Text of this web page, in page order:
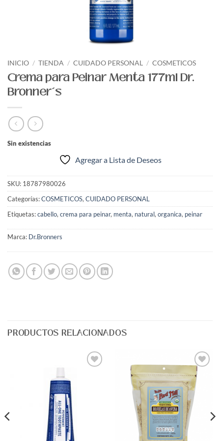
INICIO / TIENDA / CUIDADO PERSONAL / COSMETICOS
Crema para Peinar Menta 177ml Dr.
Bronner´s
Sin existencias
Agregar a Lista de Deseos
SKU: 18787980026
Categorías:COSMETICOS,CUIDADO PERSONAL
Etiquetas:cabello,crema para peinar, menta, natural,organica, peinar
Marca: Dr.Bronners
PRODUCTOS RELACIONADOS
Agregar
a Lista
de
Deseos